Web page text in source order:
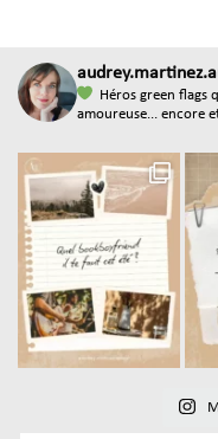
Héros green flags
amoureuse... encore